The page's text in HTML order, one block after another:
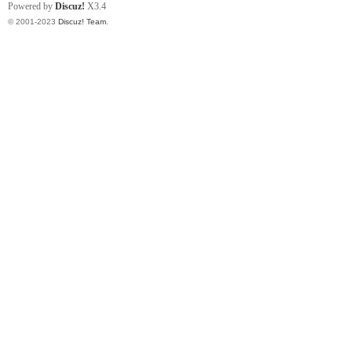
Powered by Discuz! X3.4
© 2001-2023 Discuz! Team